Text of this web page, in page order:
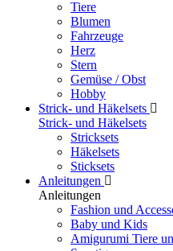
Tiere
Blumen
Fahrzeuge
Herz
Stern
Gemüse / Obst
Hobby
Strick- und Häkelsets
Strick- und Häkelsets
Stricksets
Häkelsets
Sticksets
Anleitungen
Anleitungen
Fashion und
Baby und Kids
Amigurumi Tiere